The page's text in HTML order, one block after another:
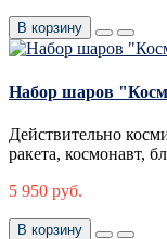
В корзину
Набор шаров
Действительно
ракета, космонавт,
5 950 руб.
В корзину